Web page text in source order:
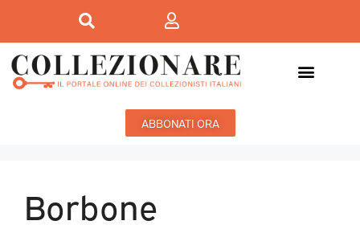
ABBONATI ORA
Borbone